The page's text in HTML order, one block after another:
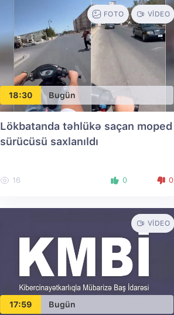
18:30 Bugün
FOTO VIDEO
Lökbatanda təhlükə saçan moped
sürücüsü saxlanıldı
16 0 0
17:59 Bugün
VIDEO